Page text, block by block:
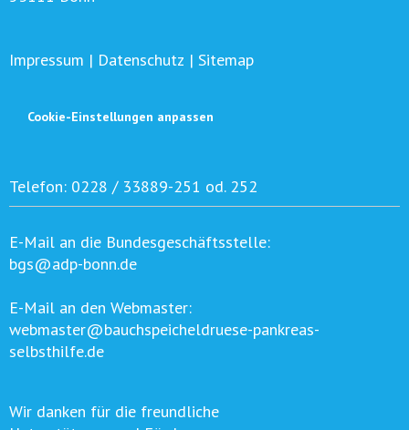
Impressum | Datenschutz | Sitemap
Cookie-Einstellungen anpassen
Telefon: 0228 / 33889-251 od. 252
E-Mail an die Bundesgeschäftsstelle:
bgs@adp-bonn.de
E-Mail an den Webmaster:
webmaster@bauchspeicheldruese-pankreas-
selbsthilfe.de
Wir danken für die freundliche